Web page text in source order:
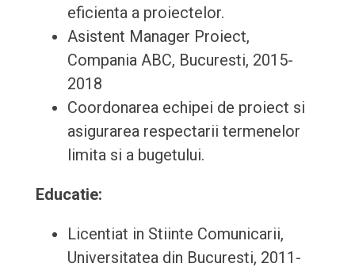
eficienta a proiectelor.
Asistent Manager Proiect,
Compania ABC, Bucuresti, 2015-
2018
Coordonarea echipei de proiect si
asigurarea respectarii termenelor
limita si a bugetului.
Educatie:
Licentiat in Stiinte Comunicarii,
Universitatea din Bucuresti, 2011-